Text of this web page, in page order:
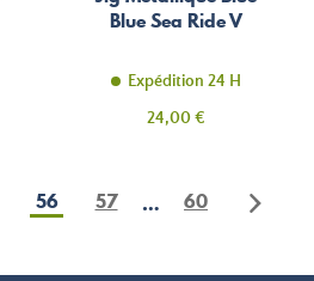
Blue Sea Ride V
Expédition 24 H
Prix
24,00 €
56 57 … 60